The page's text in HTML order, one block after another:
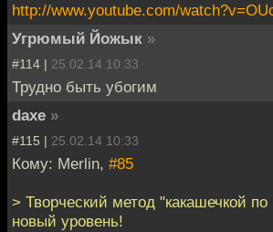
http://www.youtube.com/
Угрюмый Йожык »
#114 | 25.02.14 10:33
Трудно быть убогим
daxe »
#115 | 25.02.14 10:33
Кому: Merlin, #85
> Творческий метод "какашечкой
новый уровень!